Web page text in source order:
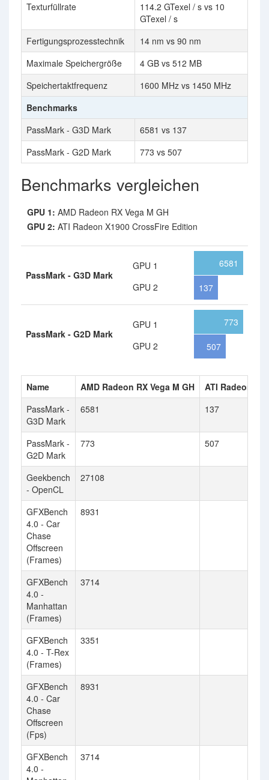
Texturfüllrate
114.2 GTexel / s vs 10
GTexel / s
Fertigungsprozesstechnik
14 nm vs 90 nm
Maximale Speichergröße
4 GB vs 512 MB
Speichertaktfrequenz
1600 MHz vs 1450 MHz
Benchmarks
PassMark - G3D Mark
6581 vs 137
PassMark - G2D Mark
773 vs 507
Benchmarks vergleichen
GPU 1: AMD Radeon RX Vega M GH
GPU 2: ATI Radeon X1900 CrossFire Edition
PassMark - G3D Mark
GPU 1
GPU 2
6581
137
PassMark - G2D Mark
GPU 1
GPU 2
773
507
Name AMD Radeon RX Vega M GH
ATI Radeon
PassMark -
G3D Mark
6581 137
PassMark -
G2D Mark
773 507
Geekbench
- OpenCL
27108
GFXBench
4.0 - Car
Chase
Offscreen
(Frames)
8931
GFXBench
4.0 -
Manhattan
(Frames)
3714
GFXBench
4.0 - T-Rex
(Frames)
3351
GFXBench
4.0 - Car
Chase
Offscreen
(Fps)
8931
GFXBench
4.0 -
3714